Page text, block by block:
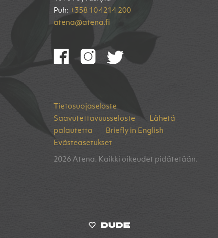
Puh: +358 10 4214 200
atena@atena.fi
Tietosuojaseloste
Saavutettavuusseloste
Lähetä
palautetta
Briefly in English
Evästeasetukset
2026 Atena. Kaikki oikeudet pidätetään.